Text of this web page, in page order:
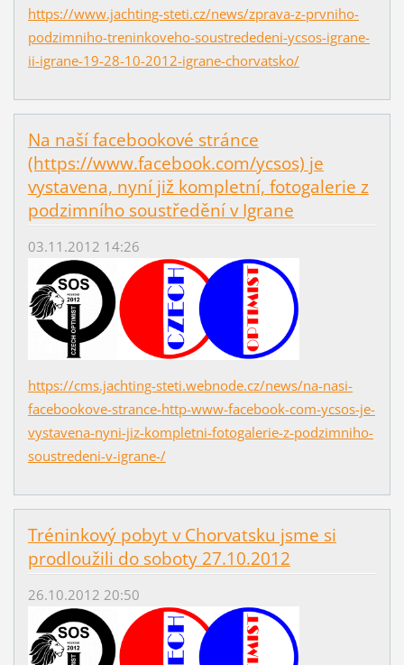
https://www.jachting-steti.cz/news/zprava-z-prvniho-
podzimniho-treninkoveho-soustrededeni-ycsos-igrane-
ii-igrane-19-28-10-2012-igrane-chorvatsko/
Na naší facebookové stránce
(https://www.facebook.com/ycsos) je
vystavena, nyní již kompletní, fotogalerie z
podzimního soustředění v Igrane
03.11.2012 14:26
https://cms.jachting-steti.webnode.cz/news/na-nasi-
facebookove-strance-http-www-facebook-com-ycsos-je-
vystavena-nyni-jiz-kompletni-fotogalerie-z-podzimniho-
soustredeni-v-igrane-/
Tréninkový pobyt v Chorvatsku jsme si
prodloužili do soboty 27.10.2012
26.10.2012 20:50